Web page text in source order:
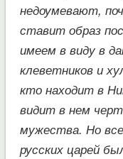
недоумевают,
ставит образ
имеем в виду в
клеветников и
кто находит в
видит в нем
мужества. Но
русских царей